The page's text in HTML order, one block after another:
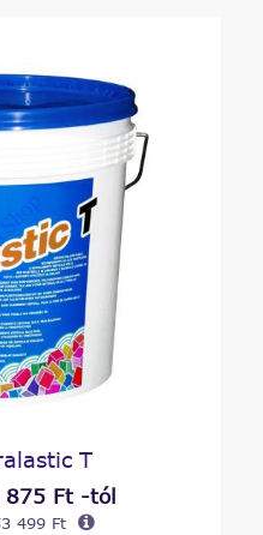
T
875 Ft -tól
499 Ft